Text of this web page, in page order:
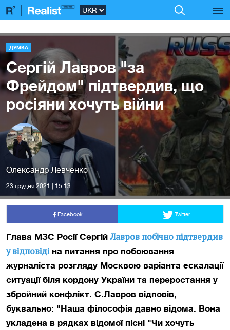
ДУМКА
Сергій Лавров "за
Фрейдом" підтвердив, що
росіяни хочуть війни
Олександр Левченко
23 грудня 2021 | 15:13
Facebook Twitter
Глава МЗС Росії СергійЛавров побічно підтвердив
у відповідіна питання про побоювання
журналіста розгляду Москвою варіанта ескалації
ситуації біля кордону України та переростання у
збройний конфлікт. С.Лавров відповів,
буквально: "Наша філософія давно відома. Вона
укладена в рядках відомої пісні "Чи хочуть